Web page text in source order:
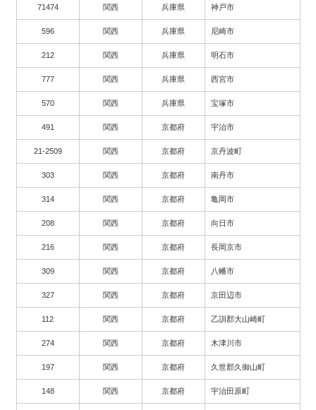
71474 関西 兵庫県 神戸市
596 関西 兵庫県 尼崎市
212 関西 兵庫県 明石市
777 関西 兵庫県 西宮市
570 関西 兵庫県 宝塚市
491 関西 京都府 宇治市
21-2509 関西 京都府 京丹波町
303 関西 京都府 南丹市
314 関西 京都府 亀岡市
208 関西 京都府 向日市
216 関西 京都府 長岡京市
309 関西 京都府 八幡市
327 関西 京都府 京田辺市
112 関西 京都府 乙訓郡大山崎町
274 関西 京都府 木津川市
197 関西 京都府 久世郡久御山町
148 関西 京都府 宇治田原町